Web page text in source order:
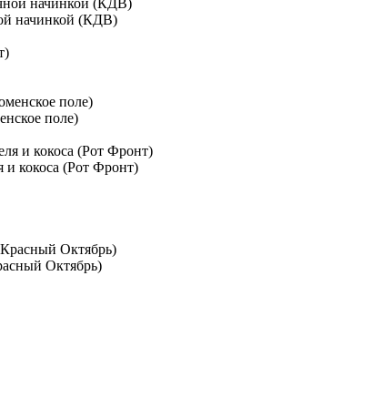
начинкой (КДВ)
поле)
кокоса (Рот Фронт)
Октябрь)